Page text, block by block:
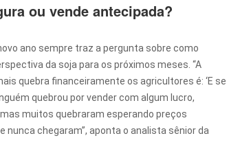
ou vende antecipada?
ano sempre traz a pergunta sobre como
da soja para os próximos meses. “A
quebra financeiramente os agricultores é: ‘E se
quebrou por vender com algum lucro,
muitos quebraram esperando preços
nunca chegaram”, aponta o analista sênior da